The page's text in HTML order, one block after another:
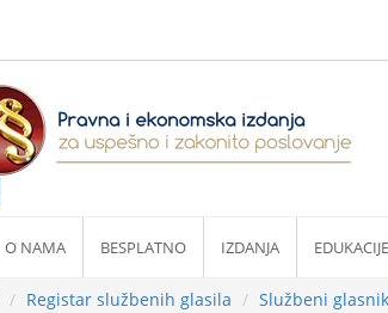
O NAMA BESPLATNO IZDANJA EDUKACIJE
Registar službenih glasila Službeni